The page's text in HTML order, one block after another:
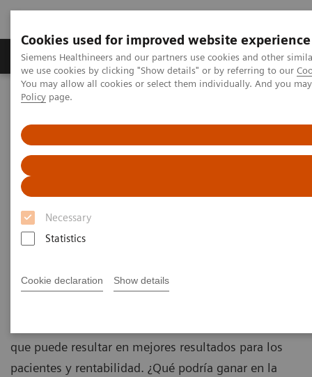
Cookies used for improved website experience
Siemens Healthineers and our partners use cookies and other
we use cookies by clicking "Show details" or by referring to our
You may allow all cookies or select them individually. And you
Policy page.
Necessary
Statistics
Cookie declaration Show details
Productos y servicios Especialidades Clínicas
Siemens Healthineers Latinoamérica
nexaris Angio-RM-TC
Nexo de la innovación en el tratamiento
Los procedimientos mínimamente invasivos que
que puede resultar en mejores resultados para los
pacientes y rentabilidad. ¿Qué podría ganar en la